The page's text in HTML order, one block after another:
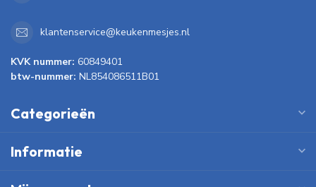
klantenservice@keukenmesjes.nl
KVK nummer: 60849401
btw-nummer: NL854086511B01
Categorieën
Informatie